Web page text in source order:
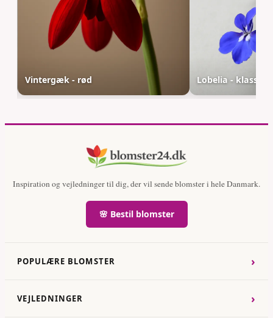
Vintergæk - rød Lobelia - klassisk
Inspiration og vejledninger til dig, der vil sende blomster i hele Danmark.
🌸 Bestil blomster
POPULÆRE BLOMSTER ›
VEJLEDNINGER ›